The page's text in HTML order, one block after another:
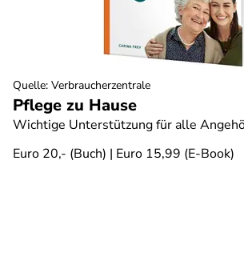
Pflege zu Hause
Wichtige Unterstützung für alle
Euro 20,- (Buch) | Euro 15,99 (E-Book)
Quelle: Verbraucherzentrale